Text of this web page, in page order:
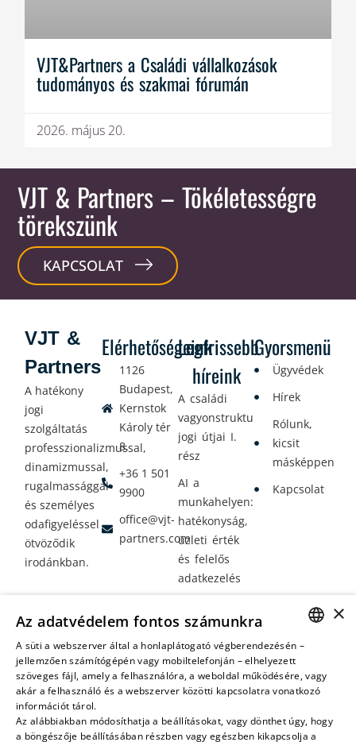
VJT&Partners a Családi vállalkozások
tudományos és szakmai fórumán
2026. május 20.
VJT & Partners – Tökéletességre
törekszünk
KAPCSOLAT
Elérhetőségeink
1126
Budapest,
Kernstok
Károly tér
8.
+36 1 501
9900
office@vjt-
partners.com
Legfrissebb
híreink
A családi
vagyonstrukturálás
jogi útjai I.
rész
AI a
munkahelyen:
hatékonyság,
üzleti érték
és felelős
adatkezelés
amikor a jövő
nem a
véletlenen
múlik
Gyorsmenü
Ügyvédek
Hírek
Rólunk,
kicsit
másképpen
Kapcsolat
VJT &
Partners
A hatékony
jogi
szolgáltatás
professzionalizmussal,
dinamizmussal,
rugalmassággal
és személyes
odafigyeléssel
ötvöződik
irodánkban.
HUNGARIAN
ENGLISH
×
Az adatvédelem fontos számunkra
A süti a webszerver által a honlaplátogató végberendezésén –
jellemzően számítógépén vagy mobiltelefonján – elhelyezett
szöveges fájl, amely a felhasználóra, a weboldal működésére, vagy
akár a felhasználó és a webszerver közötti kapcsolatra vonatkozó
információt tárol.
Az alábbiakban módosíthatja a beállításokat, vagy dönthet úgy, hogy
a böngészője beállításában részben vagy egészben kikapcsolja a